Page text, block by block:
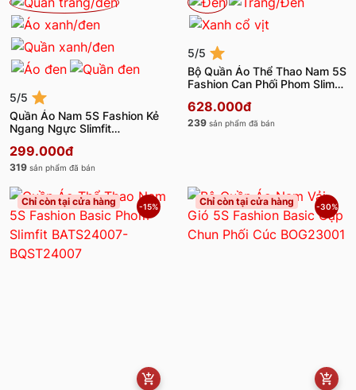
5/5
Quần Áo Nam 5S Fashion Kẻ
Ngang Ngực Slimfit
299.000đ
319 sản phẩm đã bán
5/5
Bộ Quần Áo Thể Thao Nam 5S
Fashion Can Phối Phom Slimfit
628.000đ
239 sản phẩm đã bán
Chỉ còn tại cửa hàng -15% Chỉ còn tại cửa hàng -30%